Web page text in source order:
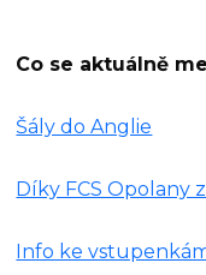
Co se aktuálně
Šály do Anglie
Díky FCS Opolany
Info ke